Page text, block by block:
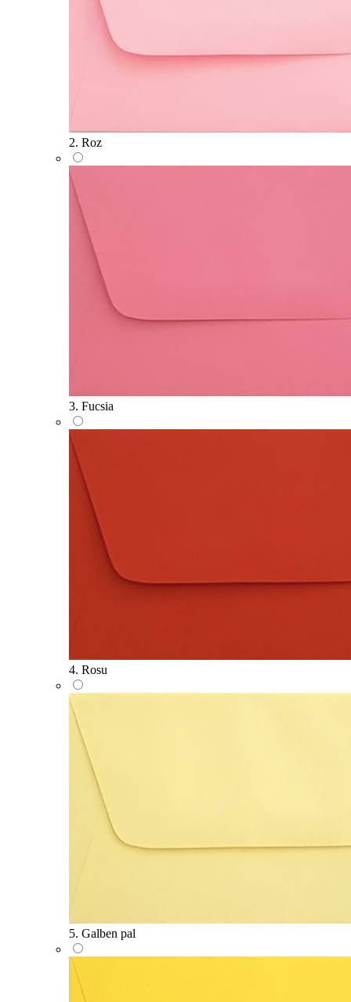
2. Roz
3. Fucsia
4. Rosu
5. Galben pal